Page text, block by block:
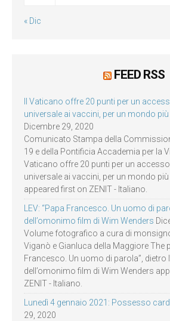
« Dic
FEED RSS
Il Vaticano offre 20 punti per un
universale ai vaccini, per un mondo
Dicembre 29, 2020
Comunicato Stampa della
19 e della Pontificia Accademia per la
Vaticano offre 20 punti per un
universale ai vaccini, per un mondo
appeared first on ZENIT - Italiano.
LEV: “Papa Francesco. Un uomo di
dell’omonimo film di Wim Wenders
Volume fotografico a cura di
Viganò e Gianluca della Maggiore The
Francesco. Un uomo di parola”, dietro
dell’omonimo film di Wim Wenders
ZENIT - Italiano.
Lunedì 4 gennaio 2021: Possesso
29, 2020